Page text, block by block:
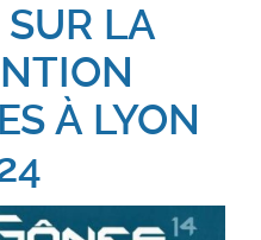
SUR LA
À LYON